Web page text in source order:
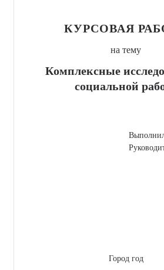
КУРСОВАЯ
на тему
Комплексные
социальной
Город год